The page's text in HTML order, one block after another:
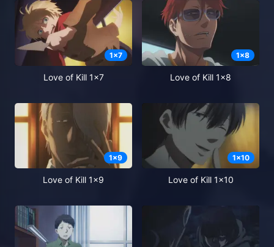
1x7
Love of Kill 1x7
1x8
Love of Kill 1x8
1x9
Love of Kill 1x9
1x10
Love of Kill 1x10